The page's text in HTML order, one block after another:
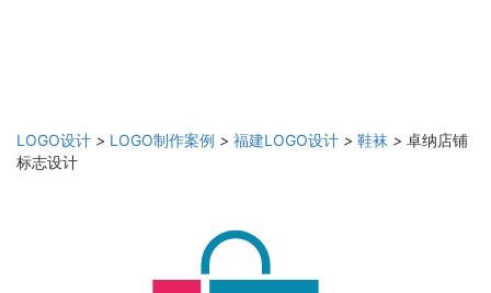
LOGO设计 > LOGO制作案例 > 福建LOGO设计 > 鞋袜 > 卓纳店铺
标志设计